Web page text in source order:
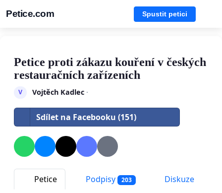
Petice.com Spustit petici
Petice proti zákazu kouření v českých
restauračních zařízeních
V Vojtěch Kadlec·
Sdílet na Facebooku (151)
Petice Podpisy 203
Diskuze